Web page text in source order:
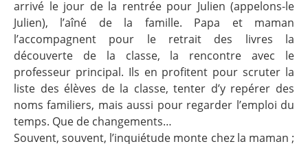
arrivé le jour de la rentrée pour Julien (appelons-le
Julien), l’aîné de la famille. Papa et maman
l’accompagnent pour le retrait des livres la
découverte de la classe, la rencontre avec le
professeur principal. Ils en profitent pour scruter la
liste des élèves de la classe, tenter d’y repérer des
noms familiers, mais aussi pour regarder l’emploi du
temps. Que de changements…
Souvent, souvent, l’inquiétude monte chez la maman ;